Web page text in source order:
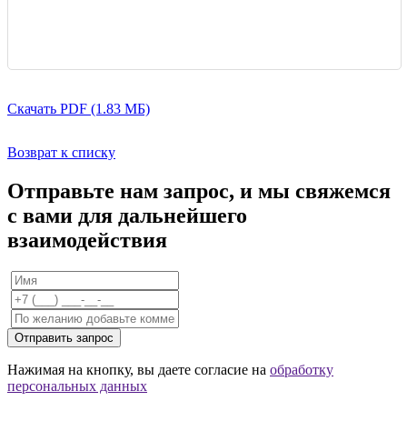
Скачать PDF (1.83 МБ)
Возврат к списку
Отправьте нам запрос, и мы свяжемся
с вами для дальнейшего
взаимодействия
Отправить запрос
Нажимая на кнопку, вы даете согласие на обработку
персональных данных